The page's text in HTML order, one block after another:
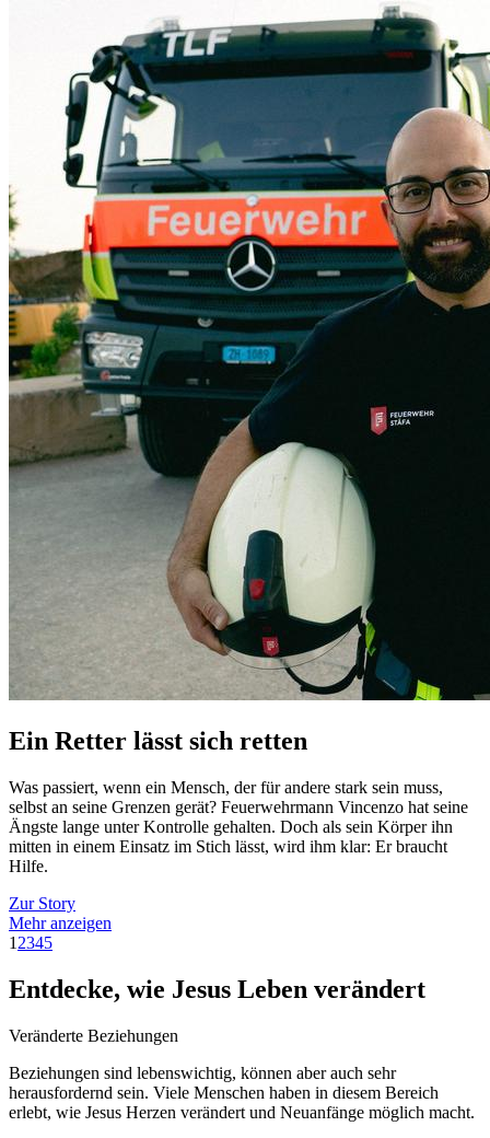
Ein Retter lässt sich retten
Was passiert, wenn ein Mensch, der für andere stark sein muss,
selbst an seine Grenzen gerät? Feuerwehrmann Vincenzo hat seine
Ängste lange unter Kontrolle gehalten. Doch als sein Körper ihn
mitten in einem Einsatz im Stich lässt, wird ihm klar: Er braucht
Hilfe.
Zur Story
Mehr anzeigen
1 2345
Entdecke, wie Jesus Leben verändert
Veränderte Beziehungen
Beziehungen sind lebenswichtig, können aber auch sehr
herausfordernd sein. Viele Menschen haben in diesem Bereich
erlebt, wie Jesus Herzen verändert und Neuanfänge möglich macht.